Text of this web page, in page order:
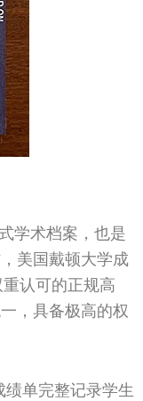
学术档案，也是
美国‌戴顿大学成
认可的正规高
，具备极高的权
绩单完整记录学生